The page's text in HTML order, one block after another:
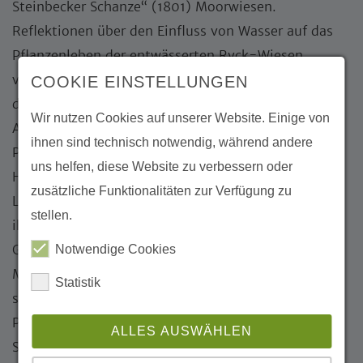
Steinbecker Schanze“ (1801) Moorwiesen.
Reflektionen über den Einfluss von Wasser auf das
Pflanzenleben der entwässerten Ryck-Wiesen
verarbeitete Tübke in Videoarbeiten, in denen Schiff
die Hauptrolle spielt, sowie Skulpturen, die auf
Abdrücken von Schwarzerlenkörpern basierten. Die
Pflanzen versteht die Künstlerin als wirkmächtige
Handelnde, die Ökosysteme formen und
Lebensräume mitgestalten und reaktiviert zugleich
ihre fantastischen Verwandlungen und
Geisterhaftigkeit aus historischen Sagen und
Mythen. Darbys präsentierte auf langen Tischen
skulpturale Spanplattenreliefs aus Fasern von
Paludikulturpflanzen wie Schilf, Rohrglanzgras und
Segge. In den Reliefs verarbeitet sie ihre
COOKIE EINSTELLUNGEN
Wir nutzen Cookies auf unserer Website. Einige von
ihnen sind technisch notwendig, während andere
uns helfen, diese Website zu verbessern oder
zusätzliche Funktionalitäten zur Verfügung zu
stellen.
Notwendige Cookies
Statistik
ALLES AUSWÄHLEN